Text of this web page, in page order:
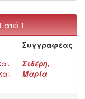
από 1
Συγγραφέας
Σιδέρη,
Μαρία